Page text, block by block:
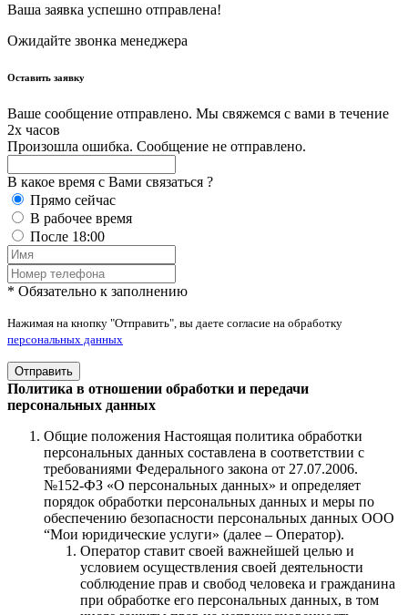
Ваша заявка успешно отправлена!
Ожидайте звонка менеджера
Оставить заявку
Ваше сообщение отправлено. Мы свяжемся с вами в течение
2х часов
Произошла ошибка. Сообщение не отправлено.
В какое время с Вами связаться ?
Прямо сейчас
В рабочее время
После 18:00
* Обязательно к заполнению
Нажимая на кнопку "Отправить", вы даете согласие на обработку
персональных данных
Отправить
Политика в отношении обработки и передачи
персональных данных
Общие положения Настоящая политика обработки
персональных данных составлена в соответствии с
требованиями Федерального закона от 27.07.2006.
№152-ФЗ «О персональных данных» и определяет
порядок обработки персональных данных и меры по
обеспечению безопасности персональных данных ООО
“Мои юридические услуги» (далее – Оператор).
Оператор ставит своей важнейшей целью и
условием осуществления своей деятельности
соблюдение прав и свобод человека и гражданина
при обработке его персональных данных, в том